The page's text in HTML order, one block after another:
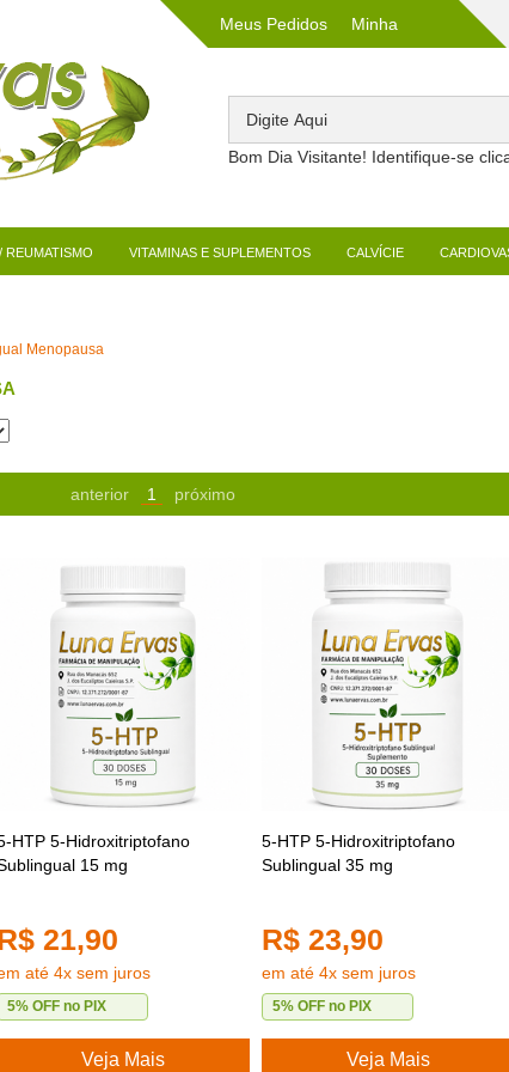
Meus Pedidos Minha
Bom Dia Visitante! Identifique-se
REUMATISMO VITAMINAS E SUPLEMENTOS CALVÍCIE
Menopausa
anterior 1 próximo
HTP 5-Hidroxitriptofano
15 mg
21,90
até 4x sem juros
5% OFF no PIX
Veja Mais
5-HTP 5-Hidroxitriptofano
Sublingual 35 mg
R$ 23,90
em até 4x sem juros
5% OFF no PIX
Veja Mais